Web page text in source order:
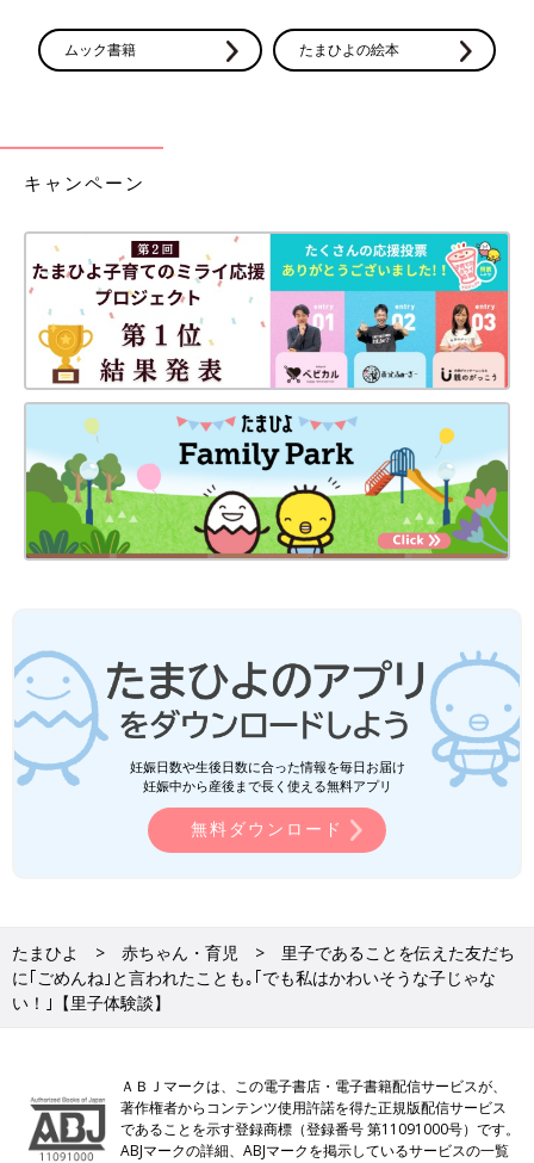
ムック書籍 たまひよの絵本
キャンペーン
妊娠日数や生後日数に合った情報を毎日お届け
妊娠中から産後まで長く使える無料アプリ
無料ダウンロード
たまひよ 赤ちゃん・育児
里子であることを伝えた友だち
に｢ごめんね｣と言われたことも｡｢でも私はかわいそうな子じゃな
い！｣【里子体験談】
ＡＢＪマークは、この電子書店・電子書籍配信サービスが、
著作権者からコンテンツ使用許諾を得た正規版配信サービス
であることを示す登録商標（登録番号 第11091000号）です。
ABJマークの詳細、ABJマークを掲示しているサービスの一覧